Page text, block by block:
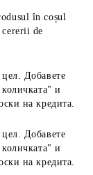
în coșul
cererii de
Добавете
и
на кредита.
Добавете
и
на кредита.